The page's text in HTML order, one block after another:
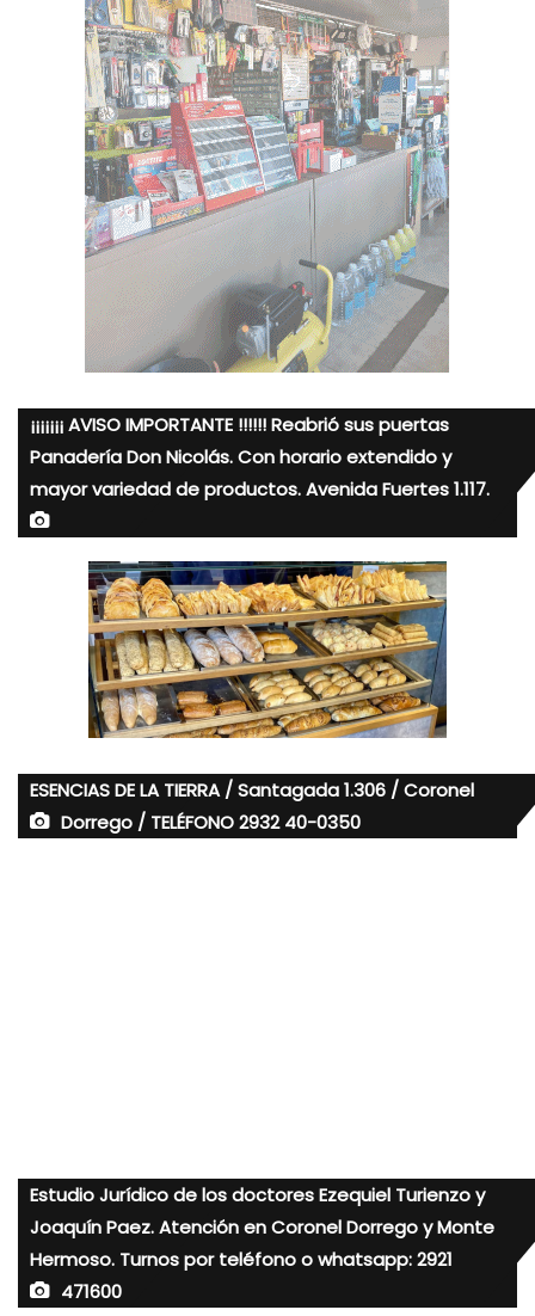
¡¡¡¡¡¡¡ AVISO IMPORTANTE !!!!!! Reabrió sus puertas
Panadería Don Nicolás. Con horario extendido y
mayor variedad de productos. Avenida Fuertes 1.117.
ESENCIAS DE LA TIERRA / Santagada 1.306 / Coronel
Dorrego / TELÉFONO 2932 40-0350
Estudio Jurídico de los doctores Ezequiel Turienzo y
Joaquín Paez. Atención en Coronel Dorrego y Monte
Hermoso. Turnos por teléfono o whatsapp: 2921
471600